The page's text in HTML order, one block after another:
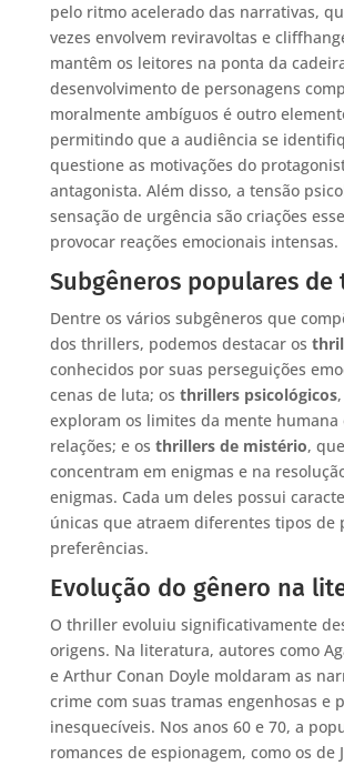
pelo ritmo acelerado das narrativas,
vezes envolvem reviravoltas e
mantêm os leitores na ponta da
desenvolvimento de personagens
moralmente ambíguos é outro
permitindo que a audiência se
questione as motivações do
antagonista. Além disso, a tensão
sensação de urgência são criações
provocar reações emocionais intensas.
Subgêneros populares
Dentre os vários subgêneros que
dos thrillers, podemos destacar os
conhecidos por suas perseguições
cenas de luta; os thrillers psicológicos
exploram os limites da mente humana
relações; e os thrillers de mistério,
concentram em enigmas e na
enigmas. Cada um deles possui
únicas que atraem diferentes tipos de
preferências.
Evolução do gênero na
O thriller evoluiu significativamente
origens. Na literatura, autores como
e Arthur Conan Doyle moldaram as
crime com suas tramas engenhosas e
inesquecíveis. Nos anos 60 e 70, a
romances de espionagem, como os de